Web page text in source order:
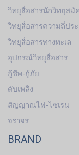
วิทยุสื่อสารนักวิทยุสมั
วิทยุสื่อสารความถี่ประ
วิทยุสื่อสารทางทะเล
อุปกรณ์วิทยุสื่อสาร
กู้ชีพ-กู้ภัย
ดับเพลิง
สัญญาณไฟ-ไซเรน
จราจร
BRAND